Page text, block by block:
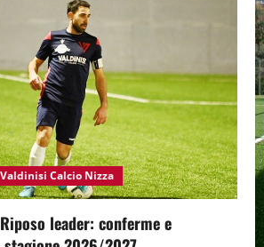
Valdinisi Calcio Nizza
leader: conferme e